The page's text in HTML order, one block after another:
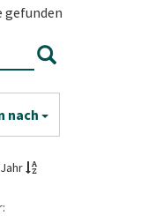
gefunden
nach